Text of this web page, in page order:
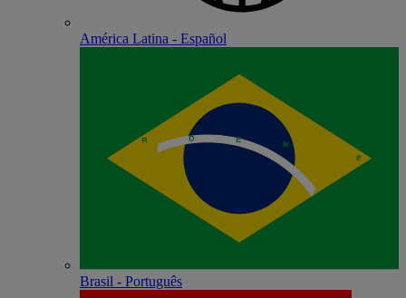
América Latina - Español
Brasil - Português